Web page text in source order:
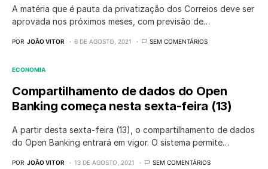
A matéria que é pauta da privatização dos Correios deve ser
aprovada nos próximos meses, com previsão de…
POR JOÃO VITOR 6 DE AGOSTO, 2021 SEM COMENTÁRIOS
ECONOMIA
Compartilhamento de dados do Open
Banking começa nesta sexta-feira (13)
A partir desta sexta-feira (13), o compartilhamento de dados
do Open Banking entrará em vigor. O sistema permite…
POR JOÃO VITOR 13 DE AGOSTO, 2021 SEM COMENTÁRIOS